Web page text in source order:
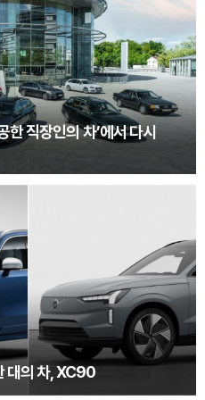
직장인의 차’에서 다시
대의 차, XC90